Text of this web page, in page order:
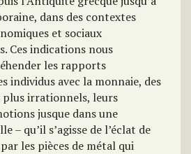
dans des contextes
et sociaux
Ces indications nous
les rapports
individus avec la monnaie, des
irrationnels, leurs
jusque dans une
– qu’il s’agisse de l’éclat de
les pièces de métal qui